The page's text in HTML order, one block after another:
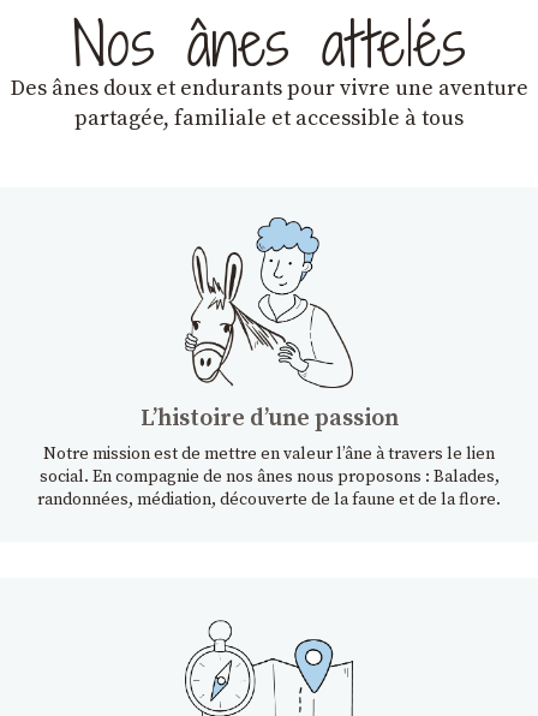
Nos ânes attelés
Des ânes doux et endurantspour vivre une aventure
partagée, familiale et accessible à tous
Lʼhistoire dʼune passion
Notre mission est de mettre en valeur l’âne à travers le lien
social. En compagnie de nos ânes nous proposons : Balades,
randonnées, médiation, découverte de la faune et de la flore.